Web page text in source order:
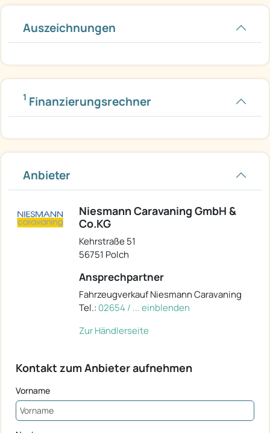
Auszeichnungen
1 Finanzierungsrechner
Anbieter
Niesmann Caravaning GmbH &
Co.KG
Kehrstraße 51
56751 Polch
Ansprechpartner
Fahrzeugverkauf Niesmann Caravaning
Tel.: 02654 / ... einblenden
Zur Händlerseite
Kontakt zum Anbieter aufnehmen
Vorname